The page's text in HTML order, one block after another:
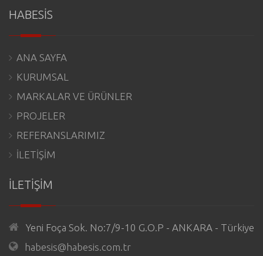
HABESİS
ANA SAYFA
KURUMSAL
MARKALAR VE ÜRÜNLER
PROJELER
REFERANSLARIMIZ
İLETİŞİM
İLETİŞİM
Yeni Foça Sok. No:7/9-10 G.O.P - ANKARA - Türkiye
habesis@habesis.com.tr